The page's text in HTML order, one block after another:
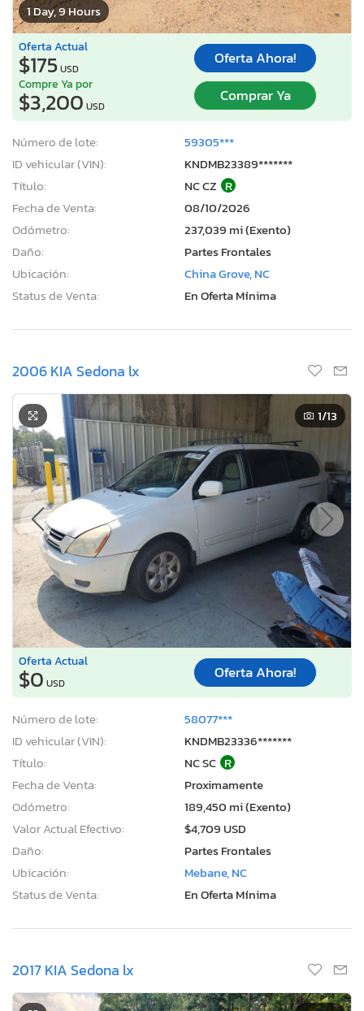
1 Day, 9 Hours
Oferta Actual
$175USD
Oferta Ahora!
Compre Ya por
$3,200 USD
Comprar Ya
Número de lote:
59305***
ID vehicular (VIN):
KNDMB23389*******
Título:
NC CZ R
Fecha de Venta:
08/10/2026
Odómetro:
237,039 mi (Exento)
Daño:
Partes Frontales
Ubicación:
China Grove, NC
Status de Venta:
En Oferta Mínima
2006 KIA Sedona lx
1/13
Oferta Actual
$0 USD
Oferta Ahora!
Número de lote:
58077***
ID vehicular (VIN):
KNDMB23336*******
Título:
NC SC R
Fecha de Venta:
Proximamente
Odómetro:
189,450 mi (Exento)
Valor Actual Efectivo:
$4,709 USD
Daño:
Partes Frontales
Ubicación:
Mebane, NC
Status de Venta:
En Oferta Mínima
2017 KIA Sedona lx